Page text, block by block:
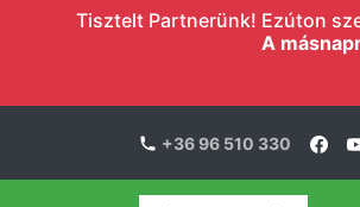
Tisztelt Partnerünk! Ezúton
A
+36 96 510 330